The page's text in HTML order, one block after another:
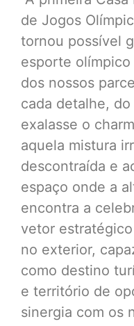
de Jogos
tornou possível
esporte
dos nossos
cada detalhe,
exalasse o
aquela mistura
descontraída e
espaço onde a
encontra a
vetor
no exterior,
como destino
e território de
sinergia com os